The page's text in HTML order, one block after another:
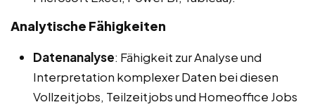
Analytische Fähigkeiten
Datenanalyse: Fähigkeit zur Analyse und
Interpretation komplexer Daten bei diesen
Vollzeitjobs, Teilzeitjobs und Homeoffice Jobs